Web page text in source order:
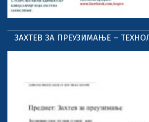
ЗАХТЕВ ЗА ПРЕУЗИМАЊЕ –